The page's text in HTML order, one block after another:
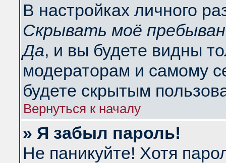
В настройках личного
Скрывать моё
Да, и вы будете видны
модераторам и самому
будете скрытым
Вернуться к началу
» Я забыл пароль!
Не паникуйте! Хотя